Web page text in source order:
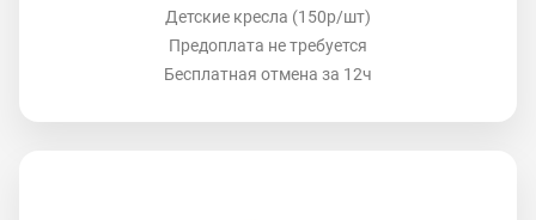
Детские кресла (150р/шт)
Предоплата не требуется
Бесплатная отмена за 12ч